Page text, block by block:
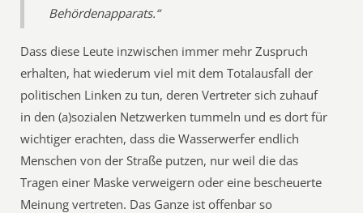
Behördenapparats.“
Dass diese Leute inzwischen immer mehr Zuspruch
erhalten, hat wiederum viel mit dem Totalausfall der
politischen Linken zu tun, deren Vertreter sich zuhauf
in den (a)sozialen Netzwerken tummeln und es dort für
wichtiger erachten, dass die Wasserwerfer endlich
Menschen von der Straße putzen, nur weil die das
Tragen einer Maske verweigern oder eine bescheuerte
Meinung vertreten. Das Ganze ist offenbar so